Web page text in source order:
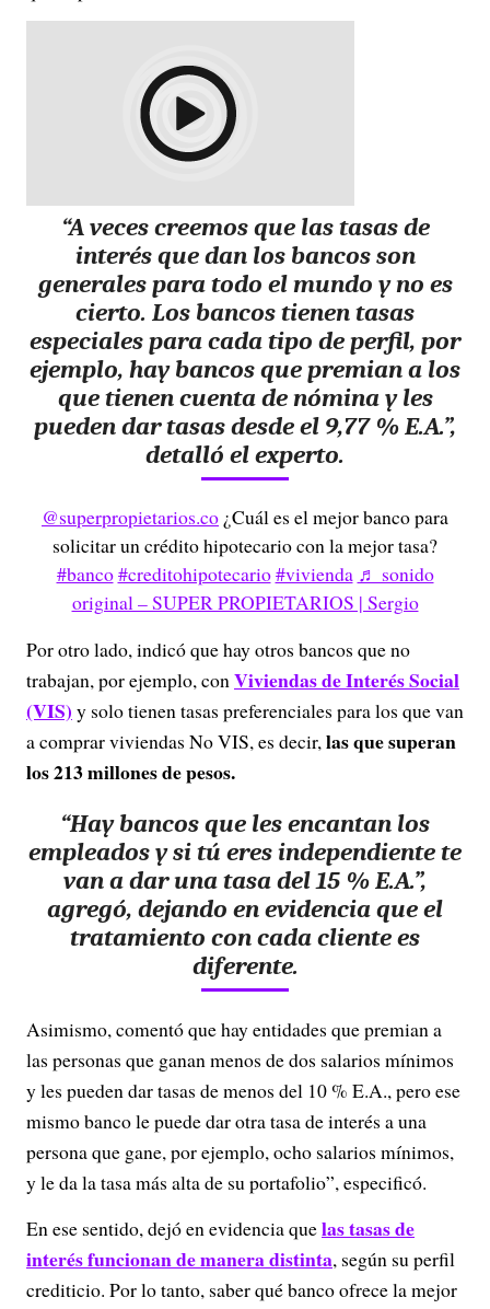
“A veces creemos que las tasas de
interés que dan los bancos son
generales para todo el mundo y no es
cierto. Los bancos tienen tasas
especiales para cada tipo de perfil, por
ejemplo, hay bancos que premian a los
que tienen cuenta de nómina y les
pueden dar tasas desde el 9,77 % E.A.”,
detalló el experto.
@superpropietarios.co ¿Cuál es el mejor banco para
solicitar un crédito hipotecario con la mejor tasa?
#banco#creditohipotecario#vivienda ♬ sonido
original – SUPER PROPIETARIOS | Sergio
Por otro lado, indicó que hay otros bancos que no
trabajan, por ejemplo, conViviendas de Interés Social
(VIS) y solo tienen tasas preferenciales para los que van
a comprar viviendas No VIS, es decir,las que superan
los 213 millones de pesos.
“Hay bancos que les encantan los
empleados y si tú eres independiente te
van a dar una tasa del 15 % E.A.”,
agregó, dejando en evidencia que el
tratamiento con cada cliente es
diferente.
Asimismo, comentó que hay entidades que premian a
las personas que ganan menos de dos salarios mínimos
y les pueden dar tasas de menos del 10 % E.A., pero ese
mismo banco le puede dar otra tasa de interés a una
persona que gane, por ejemplo, ocho salarios mínimos,
y le da la tasa más alta de su portafolio”, especificó.
En ese sentido, dejó en evidencia quelas tasas de
interés funcionan de manera distinta, según su perfil
crediticio. Por lo tanto, saber qué banco ofrece la mejor